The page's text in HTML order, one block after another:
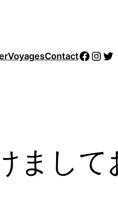
VoyagesContact
まして